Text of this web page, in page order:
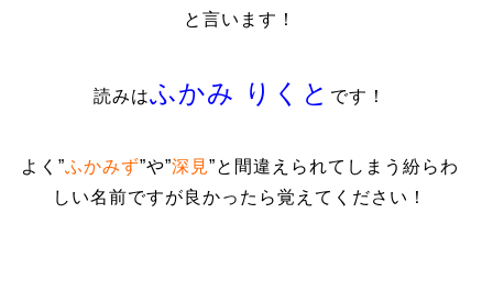
と言います！
読みはふかみ りくと です！
よく”ふかみず”や”深見”と間違えられてしまう紛らわ
しい名前ですが良かったら覚えてください！